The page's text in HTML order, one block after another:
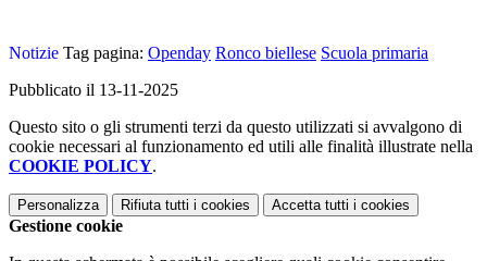
Notizie Tag pagina: Openday Ronco biellese Scuola primaria
Pubblicato il 13-11-2025
Questo sito o gli strumenti terzi da questo utilizzati si avvalgono di
cookie necessari al funzionamento ed utili alle finalità illustrate nella
COOKIE POLICY.
Personalizza Rifiuta tutti i cookies Accetta tutti i cookies
Gestione cookie